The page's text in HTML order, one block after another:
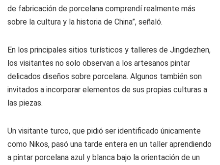
de fabricación de porcelana comprendí realmente más
sobre la cultura y la historia de China”, señaló.
En los principales sitios turísticos y talleres de Jingdezhen,
los visitantes no solo observan a los artesanos pintar
delicados diseños sobre porcelana. Algunos también son
invitados a incorporar elementos de sus propias culturas a
las piezas.
Un visitante turco, que pidió ser identificado únicamente
como Nikos, pasó una tarde entera en un taller aprendiendo
a pintar porcelana azul y blanca bajo la orientación de un